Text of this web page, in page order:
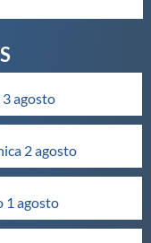
agosto
2 agosto
1 agosto